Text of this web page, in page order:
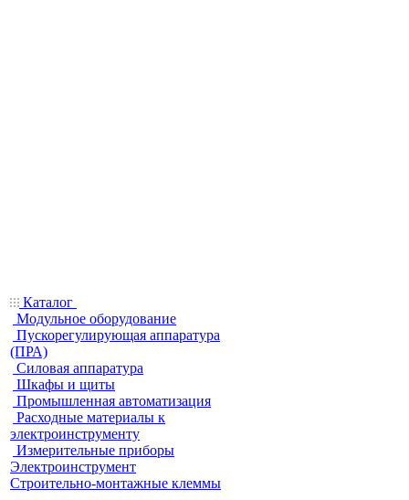
Каталог
Модульное оборудование
Пускорегулирующая аппаратура
(ПРА)
Силовая аппаратура
Шкафы и щиты
Промышленная автоматизация
Расходные материалы к
электроинструменту
Измерительные приборы
Электроинструмент
Строительно-монтажные клеммы